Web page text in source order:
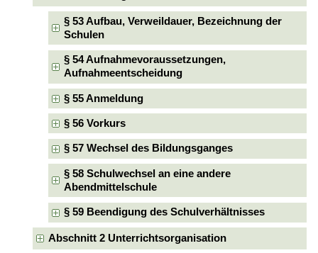
§ 53 Aufbau, Verweildauer, Bezeichnung der
Schulen
§ 54 Aufnahmevoraussetzungen,
Aufnahmeentscheidung
§ 55 Anmeldung
§ 56 Vorkurs
§ 57 Wechsel des Bildungsganges
§ 58 Schulwechsel an eine andere
Abendmittelschule
§ 59 Beendigung des Schulverhältnisses
Abschnitt 2 Unterrichtsorganisation